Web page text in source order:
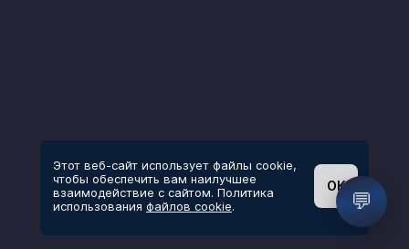
Этот веб-сайт использует файлы cookie,
чтобы обеспечить вам наилучшее
взаимодействие с сайтом. Политика
использования файлов cookie.
ОК
💬